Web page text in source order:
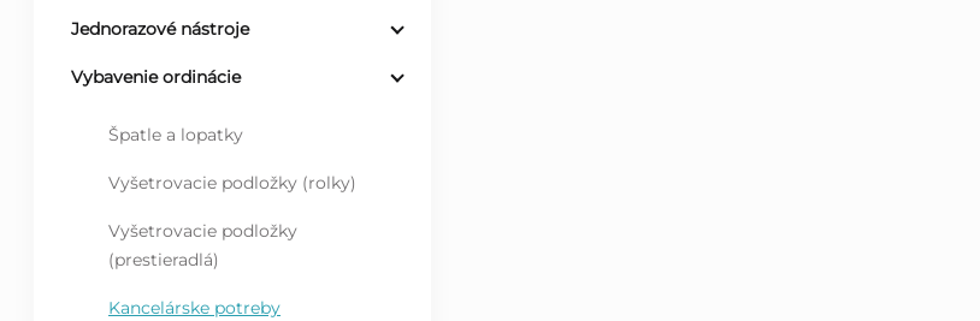
Jednorazové nástroje
Vybavenie ordinácie
Špatle a lopatky
Vyšetrovacie podložky (rolky)
Vyšetrovacie podložky
(prestieradlá)
Kancelárske potreby